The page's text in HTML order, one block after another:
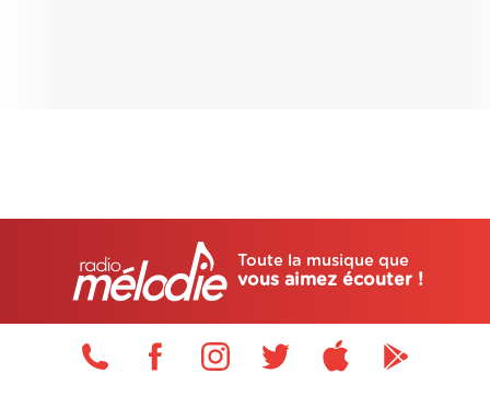
Toute la musique que
vous aimez écouter !